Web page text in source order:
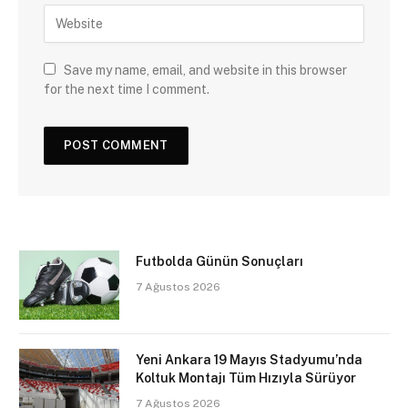
Save my name, email, and website in this browser
for the next time I comment.
Futbolda Günün Sonuçları
7 Ağustos 2026
Yeni Ankara 19 Mayıs Stadyumu’nda
Koltuk Montajı Tüm Hızıyla Sürüyor
7 Ağustos 2026